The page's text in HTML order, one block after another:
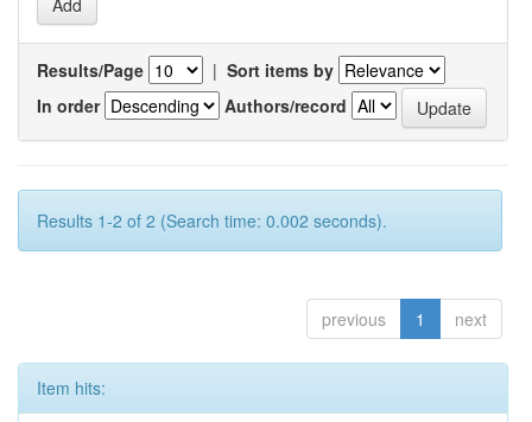
Results/Page | Sort items by
In order
Authors/record
Results 1-2 of 2 (Search time: 0.002 seconds).
previous 1 next
Item hits: